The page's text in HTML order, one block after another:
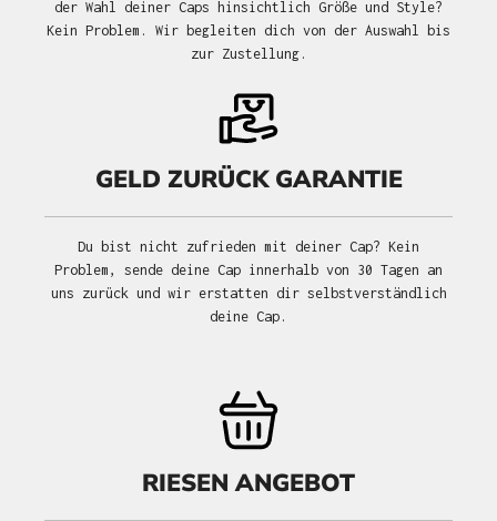
der Wahl deiner Caps hinsichtlich Größe und Style?
Kein Problem. Wir begleiten dich von der Auswahl bis
zur Zustellung.
GELD ZURÜCK GARANTIE
Du bist nicht zufrieden mit deiner Cap? Kein
Problem, sende deine Cap innerhalb von 30 Tagen an
uns zurück und wir erstatten dir selbstverständlich
deine Cap.
RIESEN ANGEBOT